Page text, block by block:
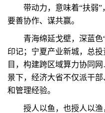
带动力，意味着“扶弱”
要善协作、谋共赢。
青海绵延戈壁，深蓝色“
印记；宁夏产业新城，总
目，构建跨区域算力协同
景下，经济大省不仅派干
和管理经验。
授人以鱼，也授人以渔